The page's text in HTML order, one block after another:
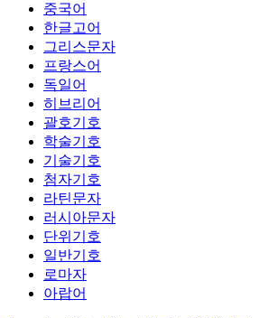
중국어
한글고어
그리스문자
프랑스어
독일어
히브리어
괄호기호
학술기호
기술기호
첨자기호
라틴문자
러시아문자
단위기호
일반기호
로마자
아랍어